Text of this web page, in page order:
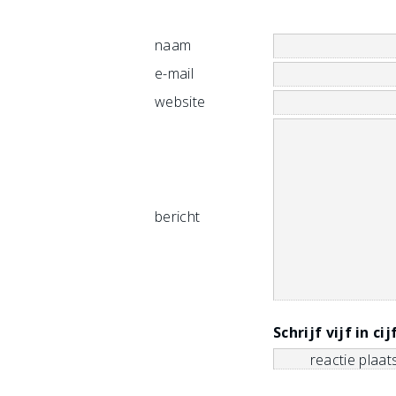
naam
e-mail
website
bericht
Schrijf vijf in